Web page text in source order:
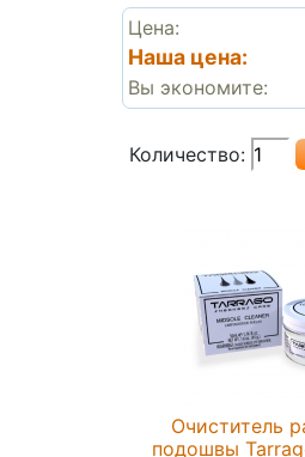
Цена:
Наша цена:
Вы экономите:
Количество:
Очиститель
подошвы